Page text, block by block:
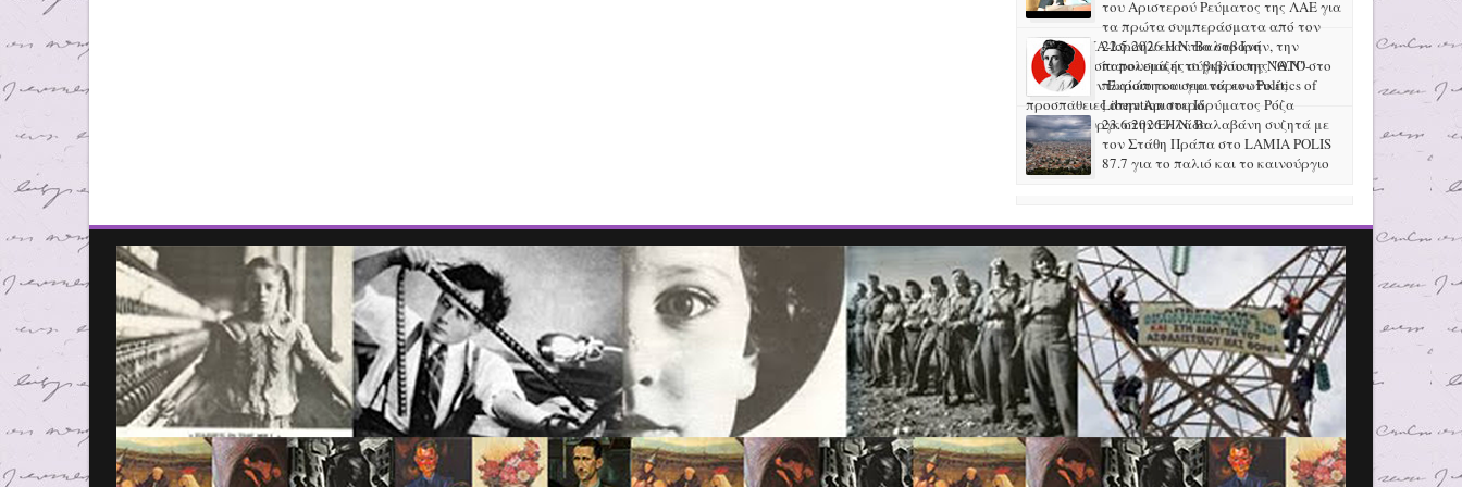
του Αριστερού Ρεύματος της ΛΑΕ για
τα πρώτα συμπεράσματα από τον
πόλεμο ΗΠΑ-Ισραήλ ενάντια στο Ιράν, την
προετοιμασία πολεμικής σύγκρουσης ΝΑΤΟ-
Ρωσίας στην Ευρώπη και για τις ενωτικές
προσπάθειες στην Αριστερά
22.5.2026 H N. Βαλαβάνη
παρουσιάζει το βιβλίο της "Θ.Ν" στο
πλαίσιο του σεμινάριου Politics of
Liberation του Ιδρύματος Ρόζα
Λούξεμπουργκ στην Ελλάδα
23.6.2026 Η Ν. Βαλαβάνη συζητά με
τον Στάθη Πράπα στο LAMIA POLIS
87.7 για το παλιό και το καινούργιο